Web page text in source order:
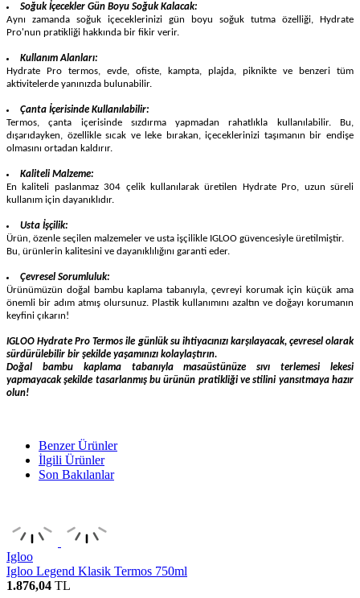
Soğuk İçecekler Gün Boyu Soğuk Kalacak:
Aynı zamanda soğuk içeceklerinizi gün boyu soğuk tutma özelliği, Hydrate
Pro'nun pratikliği hakkında bir fikir verir.
Kullanım Alanları:
Hydrate Pro termos, evde, ofiste, kampta, plajda, piknikte ve benzeri tüm
aktivitelerde yanınızda bulunabilir.
Çanta İçerisinde Kullanılabilir:
Termos, çanta içerisinde sızdırma yapmadan rahatlıkla kullanılabilir. Bu,
dışarıdayken, özellikle sıcak ve leke bırakan, içeceklerinizi taşımanın bir endişe
olmasını ortadan kaldırır.
Kaliteli Malzeme:
En kaliteli paslanmaz 304 çelik kullanılarak üretilen Hydrate Pro, uzun süreli
kullanım için dayanıklıdır.
Usta İşçilik:
Ürün, özenle seçilen malzemeler ve usta işçilikle IGLOO güvencesiyle üretilmiştir.
Bu, ürünlerin kalitesini ve dayanıklılığını garanti eder.
Çevresel Sorumluluk:
Ürünümüzün doğal bambu kaplama tabanıyla, çevreyi korumak için küçük ama
önemli bir adım atmış olursunuz. Plastik kullanımını azaltın ve doğayı korumanın
keyfini çıkarın!
IGLOO Hydrate Pro Termos ile günlük su ihtiyacınızı karşılayacak, çevresel olarak
sürdürülebilir bir şekilde yaşamınızı kolaylaştırın.
Doğal bambu kaplama tabanıyla masaüstünüze sıvı terlemesi lekesi
yapmayacak şekilde tasarlanmış bu ürünün pratikliği ve stilini yansıtmaya hazır
olun!
Benzer Ürünler
İlgili Ürünler
Son Bakılanlar
Igloo
Igloo Legend Klasik Termos 750ml
1.876,04 TL